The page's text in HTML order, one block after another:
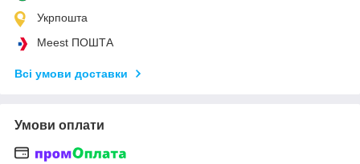
Укрпошта
Meest ПОШТА
Всі умови доставки
Умови оплати